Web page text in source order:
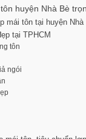
huyện Nhà Bè
mái tôn tại huyện Nhà
tại TPHCM
tôn
ngói